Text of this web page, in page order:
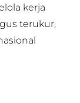
kerja
terukur,